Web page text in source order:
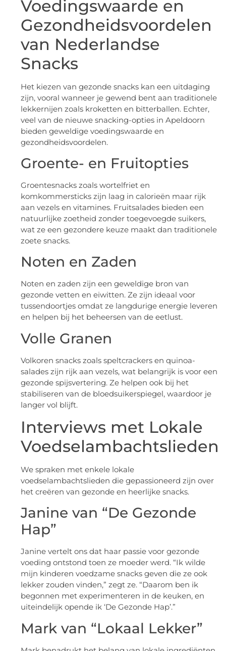
Voedingswaarde en
Gezondheidsvoordelen
van Nederlandse
Snacks
Het kiezen van gezonde snacks kan een uitdaging
zijn, vooral wanneer je gewend bent aan traditionele
lekkernijen zoals kroketten en bitterballen. Echter,
veel van de nieuwe snacking-opties in Apeldoorn
bieden geweldige voedingswaarde en
gezondheidsvoordelen.
Groente- en Fruitopties
Groentesnacks zoals wortelfriet en
komkommersticks zijn laag in calorieën maar rijk
aan vezels en vitamines. Fruitsalades bieden een
natuurlijke zoetheid zonder toegevoegde suikers,
wat ze een gezondere keuze maakt dan traditionele
zoete snacks.
Noten en Zaden
Noten en zaden zijn een geweldige bron van
gezonde vetten en eiwitten. Ze zijn ideaal voor
tussendoortjes omdat ze langdurige energie leveren
en helpen bij het beheersen van de eetlust.
Volle Granen
Volkoren snacks zoals speltcrackers en quinoa-
salades zijn rijk aan vezels, wat belangrijk is voor een
gezonde spijsvertering. Ze helpen ook bij het
stabiliseren van de bloedsuikerspiegel, waardoor je
langer vol blijft.
Interviews met Lokale
Voedselambachtslieden
We spraken met enkele lokale
voedselambachtslieden die gepassioneerd zijn over
het creëren van gezonde en heerlijke snacks.
Janine van “De Gezonde
Hap”
Janine vertelt ons dat haar passie voor gezonde
voeding ontstond toen ze moeder werd. “Ik wilde
mijn kinderen voedzame snacks geven die ze ook
lekker zouden vinden,” zegt ze. “Daarom ben ik
begonnen met experimenteren in de keuken, en
uiteindelijk opende ik ‘De Gezonde Hap’.”
Mark van “Lokaal Lekker”